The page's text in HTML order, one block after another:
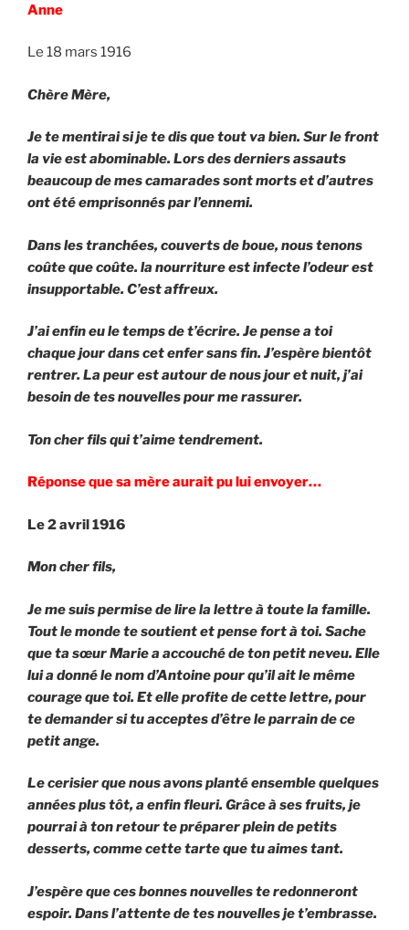
Anne
Le 18 mars 1916
Chère Mère,
Je te mentirai si je te dis que tout va bien. Sur le front
la vie est abominable. Lors des derniers assauts
beaucoup de mes camarades sont morts et d’autres
ont été emprisonnés par l’ennemi.
Dans les tranchées, couverts de boue, nous tenons
coûte que coûte. la nourriture est infecte l’odeur est
insupportable. C’est affreux.
J’ai enfin eu le temps de t’écrire. Je pense a toi
chaque jour dans cet enfer sans fin. J’espère bientôt
rentrer. La peur est autour de nous jour et nuit, j’ai
besoin de tes nouvelles pour me rassurer.
Ton cher fils qui t’aime tendrement.
Réponse que sa mère aurait pu lui envoyer…
Le 2 avril 1916
Mon cher fils,
Je me suis permise de lire la lettre à toute la famille.
Tout le monde te soutient et pense fort à toi. Sache
que ta sœur Marie a accouché de ton petit neveu. Elle
lui a donné le nom d’Antoine pour qu’il ait le même
courage que toi. Et elle profite de cette lettre, pour
te demander si tu acceptes d’être le parrain de ce
petit ange.
Le cerisier que nous avons planté ensemble quelques
années plus tôt, a enfin fleuri. Grâce à ses fruits, je
pourrai à ton retour te préparer plein de petits
desserts, comme cette tarte que tu aimes tant.
J’espère que ces bonnes nouvelles te redonneront
espoir. Dans l’attente de tes nouvelles je t’embrasse.